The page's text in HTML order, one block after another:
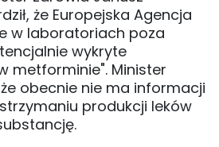
że Europejska Agencja
w laboratoriach poza
wykryte
metforminie". Minister
obecnie nie ma informacji
produkcji leków